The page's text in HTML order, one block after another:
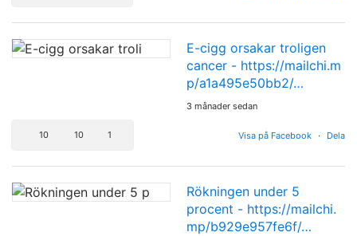
E-cigg orsakar troligen
cancer - https://mailchi.m
p/a1a495e50bb2/…
3 månader sedan
Visa på Facebook · Dela
10 10 1
Rökningen under 5
procent - https://mailchi.
mp/b929e957fe6f/…